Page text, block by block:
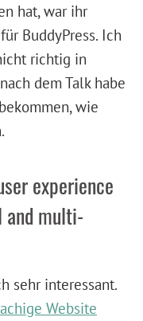
hat, war ihr
BuddyPress. Ich
richtig in
dem Talk habe
wie
experience
multi-
sehr interessant.
Website